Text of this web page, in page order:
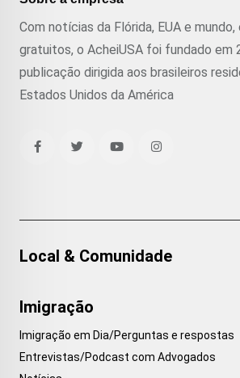
Com notícias da Flórida, EUA e
gratuitos, o AcheiUSA foi fundado em
publicação dirigida aos brasileiros
Estados Unidos da América
Local & Comunidade
Imigração
Imigração em Dia/Perguntas e respostas
Entrevistas/Podcast com Advogados